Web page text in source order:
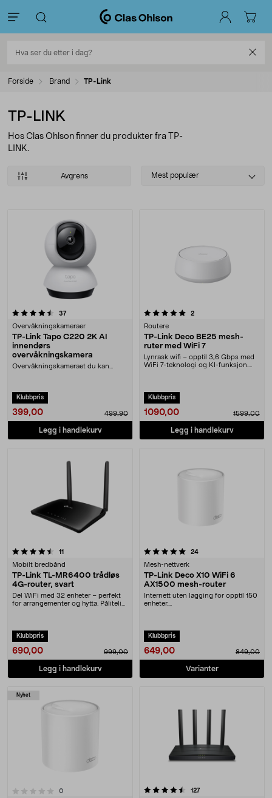
Forside Brand TP-Link
TP-LINK
Hos Clas Ohlson finner du produkter fra TP-
LINK.
Avgrens
Select
Mest populær
Produkter
37anmeldelser
Overvåkningskameraer
TP-Link Tapo C220 2K AI
innendørs
overvåkningskamera
Overvåkningskameraet du kan
Klubbpris
399,00 499,90
Legg i handlekurv
5.0 av 5 stjerner 2anmeldelser
Routere
TP-Link Deco BE25 mesh-
ruter med WiFi 7
Lynrask wifi – opptil 3,6 Gbps med
WiFi 7-teknologi og KI-funksjon.
Klubbpris
1090,00 1599,00
Legg i handlekurv
11
Mobilt bredbånd
TP-Link TL-MR6400 trådløs
4G-router, svart
Del WiFi med 32 enheter – perfekt
for arrangementer og hytta. Pålitelig
Klubbpris
690,00 999,00
Legg i handlekurv
5.0 av 5 stjerner 24anmeldelser
Mesh-nettverk
TP-Link Deco X10 WiFi 6
AX1500 mesh-router
Internett uten lagging for opptil 150
enheter....
Klubbpris
649,00 849,00
Varianter
Nyhet
0anmeldelser
4.5 av 5 stjerner 127anmeldelser